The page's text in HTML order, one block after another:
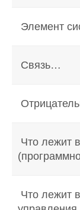
Элемент
Связь…
Что лежит
Что лежит